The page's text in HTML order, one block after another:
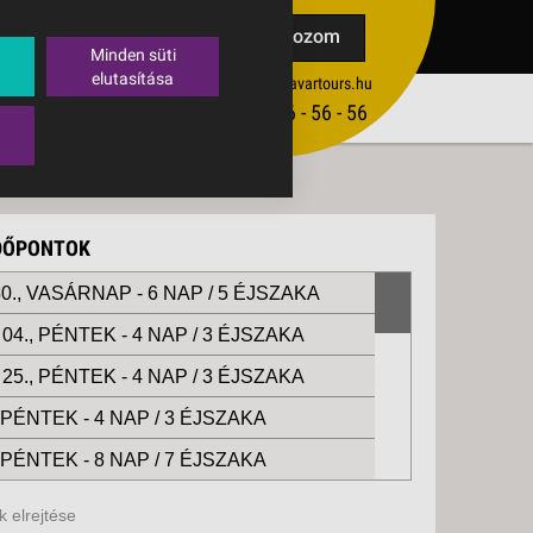
Feliratkozom
ertekesites@budavartours.hu
(+36­ 1) 3 - 56 - 56 - 56
TIPPEK
VASÁRNAP - 6 NAP / 5 ÉJSZAKA
PÉNTEK - 4 NAP / 3 ÉJSZAKA
PÉNTEK - 4 NAP / 3 ÉJSZAKA
- 4 NAP / 3 ÉJSZAKA
- 8 NAP / 7 ÉJSZAKA
elrejtése
Minden süti
elutasítása